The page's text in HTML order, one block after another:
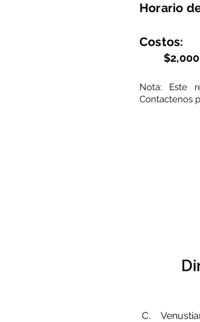
Horario
Costos:
$2,000
Nota: Este
Contactenos
C.